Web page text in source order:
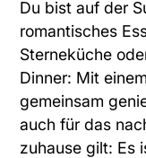
Du bist auf der
romantisches
Sterneküche
Dinner: Mit
gemeinsam
auch für das
zuhause gilt: Es